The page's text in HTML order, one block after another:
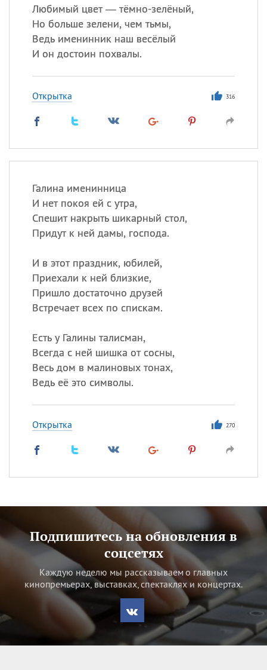
Любимый цвет — тёмно-зелёный,
Но больше зелени, чем тьмы,
Ведь именинник наш весёлый
И он достоин похвалы.
Открытка 316
Галина именинница
И нет покоя ей с утра,
Спешит накрыть шикарный стол,
Придут к ней дамы, господа.
И в этот праздник, юбилей,
Приехали к ней близкие,
Пришло достаточно друзей
Встречает всех по спискам.
Есть у Галины талисман,
Всегда с ней шишка от сосны,
Весь дом в малиновых тонах,
Ведь её это символы.
Открытка 270
Подпишитесь на обновления в
соцсетях
Каждую неделю мы рассказываем о главных
кинопремьерах, выставках, спектаклях и концертах.